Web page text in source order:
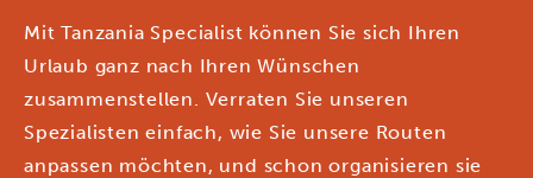
Mit Tanzania Specialist können Sie sich Ihren
Urlaub ganz nach Ihren Wünschen
zusammenstellen. Verraten Sie unseren
Spezialisten einfach, wie Sie unsere Routen
anpassen möchten, und schon organisieren sie